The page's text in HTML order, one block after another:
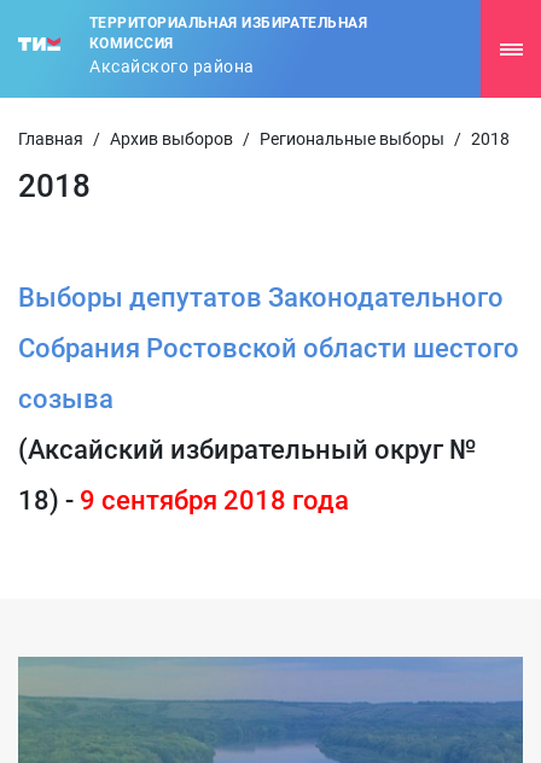
ТЕРРИТОРИАЛЬНАЯ ИЗБИРАТЕЛЬНАЯ
КОМИССИЯ
Аксайского района
Главная / Архив выборов / Региональные выборы / 2018
2018
Выборы депутатов Законодательного
Собрания Ростовской области шестого
созыва
(Аксайский избирательный округ №
18) - 9 сентября 2018 года